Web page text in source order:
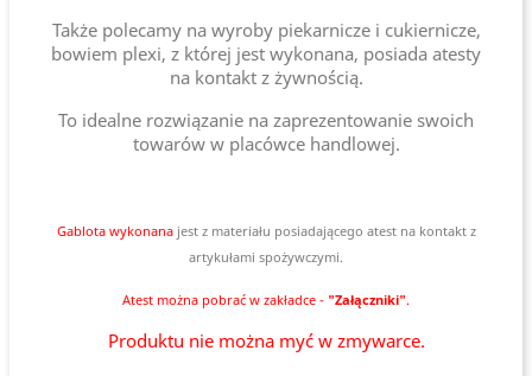
Także polecamy na wyroby piekarnicze i cukiernicze,
bowiem plexi, z której jest wykonana, posiada atesty
na kontakt z żywnością.
To idealne rozwiązanie na zaprezentowanie swoich
towarów w placówce handlowej.
Gablota wykonana jest z materiału posiadającego atest na kontakt z
artykułami spożywczymi.
Atest można pobrać w zakładce - "Załączniki".
Produktu nie można myć w zmywarce.